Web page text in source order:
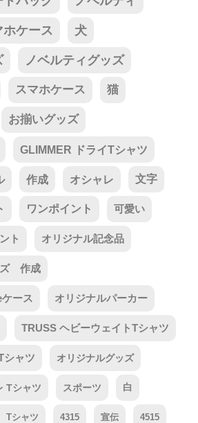
ケース 犬
ノベルティグッズ
スマホケース 猫
お揃いグッズ
GLIMMER ドライTシャツ
作成 オシャレ 文字
ワンポイント 可愛い
ト オリジナル記念品
ズ 作成
ース オリジナルパーカー
TRUSS ヘビーウェイトTシャツ
シャツ オリジナルグッズ
Tシャツ スポーツ 白
Tシャツ 4315 宣伝 4515